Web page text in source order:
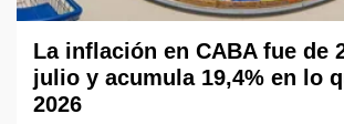
La inflación en CABA fue de
julio y acumula 19,4% en lo
2026